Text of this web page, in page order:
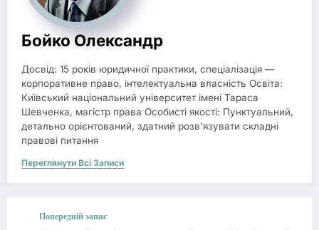
Бойко Олександр
Досвід: 15 років юридичної практики, спеціалізація —
корпоративне право, інтелектуальна власність Освіта:
Київський національний університет імені Тараса
Шевченка, магістр права Особисті якості: Пунктуальний,
детально орієнтований, здатний розв'язувати складні
правові питання
Переглянути Всі Записи
Попередній запис